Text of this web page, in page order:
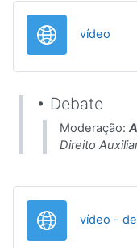
vídeo
• Debate
Moderação:
Direito
vídeo -